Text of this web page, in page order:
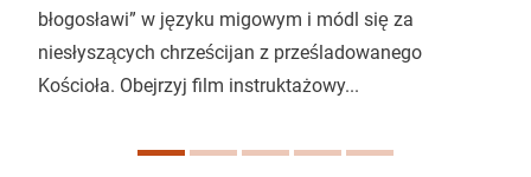
błogosławi” w języku migowym i módl się za
niesłyszących chrześcijan z prześladowanego
Kościoła. Obejrzyj film instruktażowy...